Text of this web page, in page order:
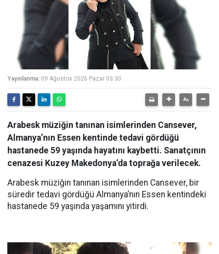
Yayınlanma: 09 Ağustos 2026 Pazar 03:30
Arabesk müziğin tanınan isimlerinden Cansever,
Almanya’nın Essen kentinde tedavi gördüğü
hastanede 59 yaşında hayatını kaybetti. Sanatçının
cenazesi Kuzey Makedonya’da toprağa verilecek.
Arabesk müziğin tanınan isimlerinden Cansever, bir
süredir tedavi gördüğü Almanya’nın Essen kentindeki
hastanede 59 yaşında yaşamını yitirdi.